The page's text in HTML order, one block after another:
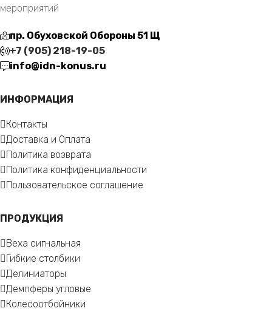
мероприятий
пр. Обуховской Обороны 51 Щ
+7 (905) 218-19-05
info@idn-konus.ru
ИНФОРМАЦИЯ
Контакты
Доставка и Оплата
Политика возврата
Политика конфиденциальности
Пользовательское соглашение
ПРОДУКЦИЯ
Веха сигнальная
Гибкие столбики
Делиниаторы
Демпферы угловые
Колесоотбойники